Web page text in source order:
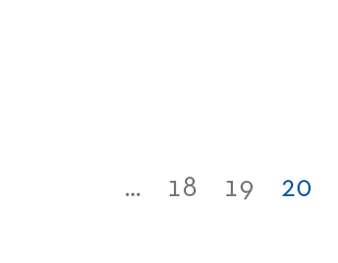
... 18 19 20